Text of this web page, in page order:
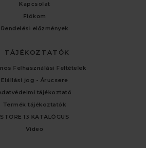
Kapcsolat
Fiókom
Rendelési előzmények
TÁJÉKOZTATÓK
Felhasználási Feltételek
Elállási jog - Árucsere
tájékoztató
Termék tájékoztatók
STORE 13 KATALÓGUS
Video